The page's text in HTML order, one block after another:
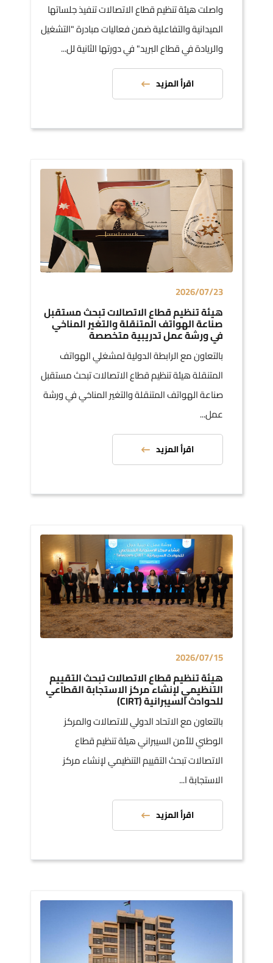
واصلت هيئة تنظيم قطاع الاتصالات تنفيذ جلساتها
الميدانية والتفاعلية ضمن فعاليات مبادرة "التشغيل
والريادة في قطاع البريد" في دورتها الثانية لل...
اقرأ المزيد
2026/07/23
هيئة تنظيم قطاع الاتصالات تبحث مستقبل
صناعة الهواتف المتنقلة والتغير المناخي
في ورشة عمل تدريبية متخصصة
بالتعاون مع الرابطة الدولية لمشغلي الهواتف
المتنقلة هيئة تنظيم قطاع الاتصالات تبحث مستقبل
صناعة الهواتف المتنقلة والتغير المناخي في ورشة
عمل...
اقرأ المزيد
2026/07/15
هيئة تنظيم قطاع الاتصالات تبحث التقييم
التنظيمي لإنشاء مركز الاستجابة القطاعي
للحوادث السيبرانية (CIRT)
بالتعاون مع الاتحاد الدولي للاتصالات والمركز
الوطني للأمن السيبراني هيئة تنظيم قطاع
الاتصالات تبحث التقييم التنظيمي لإنشاء مركز
الاستجابة ا...
اقرأ المزيد